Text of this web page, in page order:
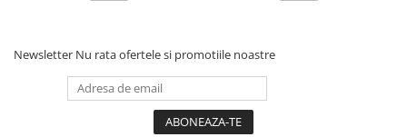
Newsletter Nu rata ofertele si promotiile noastre